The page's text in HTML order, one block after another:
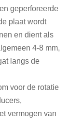
geperforeerde
plaat wordt
en dient als
4-8 mm,
langs de
voor de rotatie
vermogen van